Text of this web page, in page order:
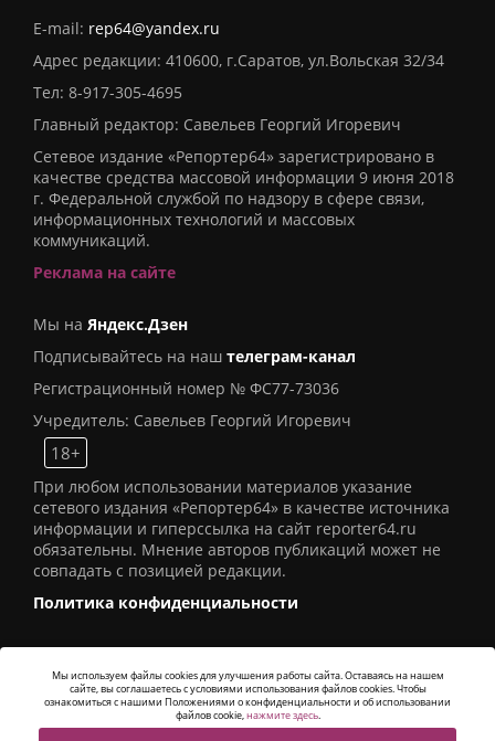
E-mail: rep64@yandex.ru
Адрес редакции: 410600, г.Саратов, ул.Вольская 32/34
Тел: 8-917-305-4695
Главный редактор: Савельев Георгий Игоревич
Сетевое издание «Репортер64» зарегистрировано в
качестве средства массовой информации 9 июня 2018
г. Федеральной службой по надзору в сфере связи,
информационных технологий и массовых
коммуникаций.
Реклама на сайте
Мы на Яндекс.Дзен
Подписывайтесь на наш телеграм-канал
Регистрационный номер № ФС77-73036
Учредитель: Савельев Георгий Игоревич
18+
При любом использовании материалов указание
сетевого издания «Репортер64» в качестве источника
информации и гиперссылка на сайт reporter64.ru
обязательны. Мнение авторов публикаций может не
совпадать с позицией редакции.
Политика конфиденциальности
© 2016СИ «Репортер64». Все права защищены -
Alatis Studio
Мы используем файлы cookies для улучшения работы сайта. Оставаясь на нашем
сайте, вы соглашаетесь с условиями использования файлов cookies. Чтобы
ознакомиться с нашими Положениями о конфиденциальности и об использовании
файлов cookie,нажмите здесь.